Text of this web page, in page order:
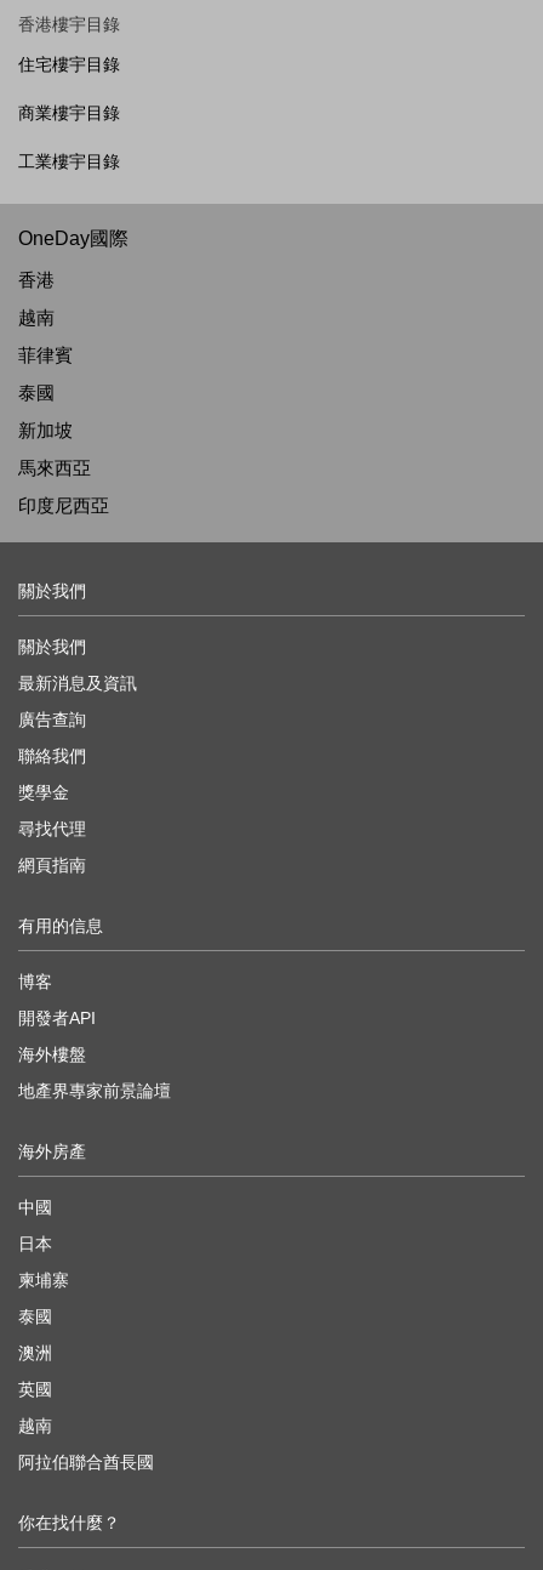
香港樓宇目錄
住宅樓宇目錄
商業樓宇目錄
工業樓宇目錄
OneDay國際
香港
越南
菲律賓
泰國
新加坡
馬來西亞
印度尼西亞
關於我們
關於我們
最新消息及資訊
廣告查詢
聯絡我們
獎學金
尋找代理
網頁指南
有用的信息
博客
開發者API
海外樓盤
地產界專家前景論壇
海外房產
中國
日本
柬埔寨
泰國
澳洲
英國
越南
阿拉伯聯合酋長國
你在找什麼？